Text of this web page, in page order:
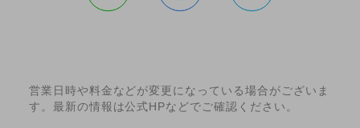
営業日時や料金などが変更になっている場合がございま
す。最新の情報は公式HPなどでご確認ください。